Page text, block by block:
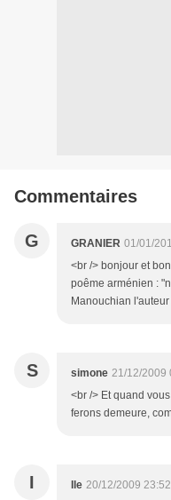
Commentaires
G GRANIER 01/01/
<br /> bonjour et
poême arménien :
Manouchian
S simone 21/12/2009
<br /> Et quand
ferons demeure,
I Ile 20/12/2009 23:52